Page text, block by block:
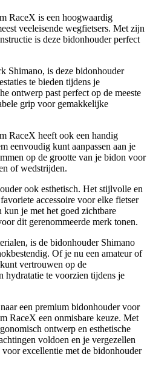
RaceX is een hoogwaardig
veeleisende wegfietsers. Met zijn
is deze bidonhouder perfect
Shimano, is deze bidonhouder
te bieden tijdens je
ontwerp past perfect op de meeste
grip voor gemakkelijke
RaceX heeft ook een handig
eenvoudig kunt aanpassen aan je
op de grootte van je bidon voor
of wedstrijden.
ook esthetisch. Het stijlvolle en
accessoire voor elke fietser
je met het goed zichtbare
dit gerenommeerde merk tonen.
is de bidonhouder Shimano
Of je nu een amateur of
vertrouwen op de
hydratatie te voorzien tijdens je
een premium bidonhouder voor
RaceX een onmisbare keuze. Met
ontwerp en esthetische
voldoen en je vergezellen
excellentie met de bidonhouder